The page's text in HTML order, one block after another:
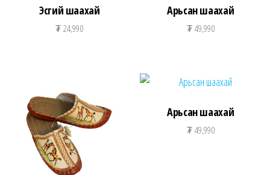
Эсгий шаахай
₮24,990
Арьсан шаахай
₮49,990
Арьсан шаахай
₮49,990